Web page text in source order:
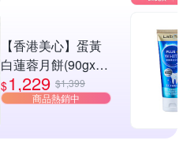
【香港美心】蛋黃
白蓮蓉月餅(90gx6
入)(效期：
2026/10/20)
$1,229 $1,399
商品熱銷中